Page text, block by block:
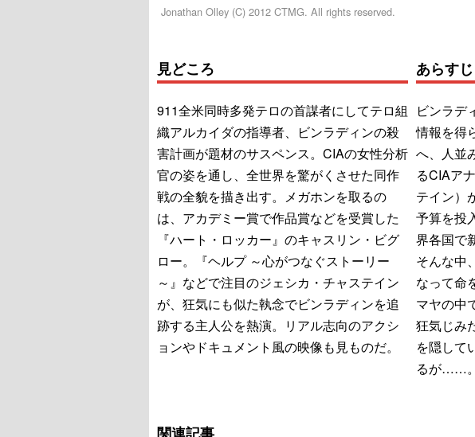
Jonathan Olley (C) 2012 CTMG. All rights reserved.
見どころ
911全米同時多発テロの首謀者にしてテロ組
織アルカイダの指導者、ビンラディンの殺
害計画が題材のサスペンス。CIAの女性分析
官の姿を通し、全世界を驚がくさせた同作
戦の全貌を描き出す。メガホンを取るの
は、アカデミー賞で作品賞などを受賞した
『ハート・ロッカー』のキャスリン・ビグ
ロー。『ヘルプ ～心がつなぐストーリー
～』などで注目のジェシカ・チャステイン
が、狂気にも似た執念でビンラディンを追
跡する主人公を熱演。リアル志向のアクシ
ョンやドキュメント風の映像も見ものだ。
あらすじ
ビンラデ
情報を得
へ、人並
るCIAア
テイン）
予算を投
界各国で
そんな中
なって命
マヤの中
狂気じみ
を隠して
るが……。